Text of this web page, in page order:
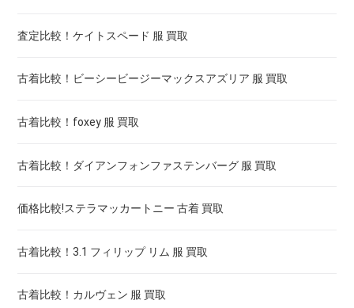
査定比較！ケイトスペード 服 買取
古着比較！ビーシービージーマックスアズリア 服 買取
古着比較！foxey 服 買取
古着比較！ダイアンフォンファステンバーグ 服 買取
価格比較!ステラマッカートニー 古着 買取
古着比較！3.1 フィリップ リム 服 買取
古着比較！カルヴェン 服 買取